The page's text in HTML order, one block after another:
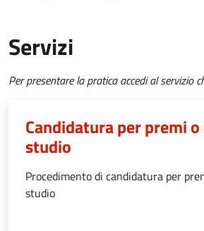
Servizi
Per presentare la pratica accedi al servizio
Candidatura per premi
studio
Procedimento di candidatura per
studio